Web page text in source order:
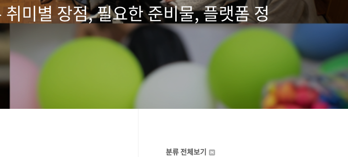
미별 장점, 필요한 준비물, 플랫폼 정
분류 전체보기